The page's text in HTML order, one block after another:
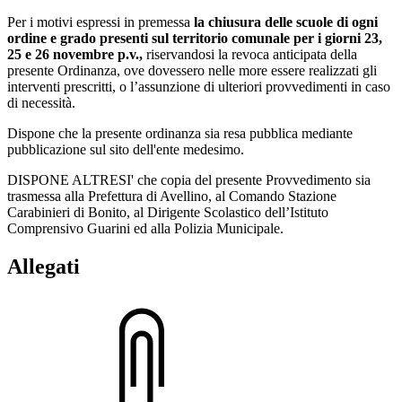
Per i motivi espressi in premessa la chiusura delle scuole di ogni
ordine e grado presenti sul territorio comunale per i giorni 23,
25 e 26 novembre p.v., riservandosi la revoca anticipata della
presente Ordinanza, ove dovessero nelle more essere realizzati gli
interventi prescritti, o l’assunzione di ulteriori provvedimenti in caso
di necessità.
Dispone che la presente ordinanza sia resa pubblica mediante
pubblicazione sul sito dell'ente medesimo.
DISPONE ALTRESI' che copia del presente Provvedimento sia
trasmessa alla Prefettura di Avellino, al Comando Stazione
Carabinieri di Bonito, al Dirigente Scolastico dell’Istituto
Comprensivo Guarini ed alla Polizia Municipale.
Allegati